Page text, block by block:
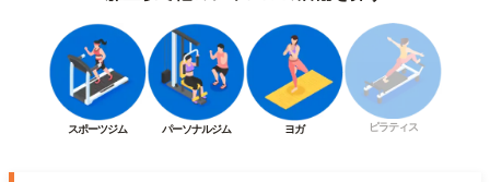
スポーツジム パーソナルジム ヨガ ピラティス